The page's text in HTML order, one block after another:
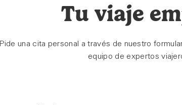
Tu viaje
Pide una cita personal a través de nuestro
equipo de expertos